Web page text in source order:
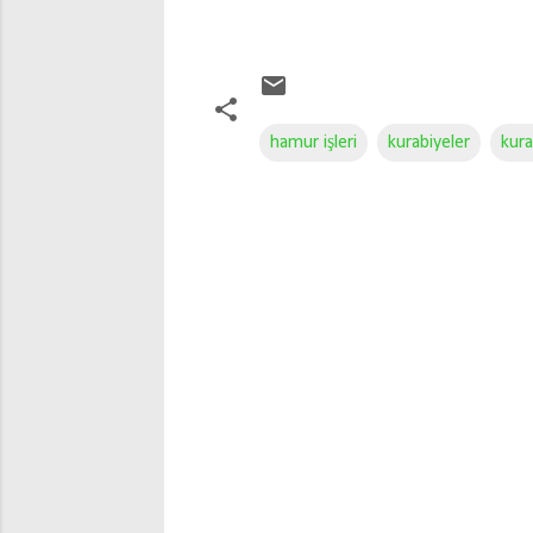
hamur işleri kurabiyeler